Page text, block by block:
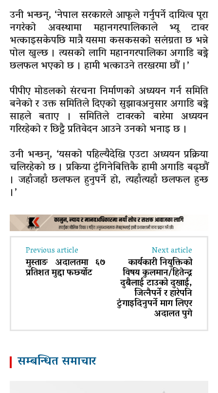
उनी भन्छन्, ‘नेपाल सरकारले आफूले गर्नुपर्ने दायित्व पूरा
नगरेको अवस्थामा महानगरपालिकाले भ्यू टावर
भत्काइसकेपछि मात्रै यसमा कसकसको सलंग्नता छ भन्ने
पोल खुल्छ । त्यसको लागि महानगरपालिका अगाडि बढ्ने
छलफल भएको छ । हामी भत्काउने तरखरमा छौं ।’
पीपीए मोडलको संरचना निर्माणको अध्ययन गर्न समिति
बनेको र उक्त समितिले दिएको सुझावअनुसार अगाडि बढ्ने
साहले बताए । समितिले टावरको बारेमा अध्ययन
गरिरहेको र छिट्टै प्रतिवेदन आउने उनको भनाइ छ ।
उनी भन्छन्, ‘यसको पहिल्यैदेखि एउटा अध्ययन प्रक्रिया
चलिरहेको छ । प्रकिया टुंगिनेबित्तिकै हामी अगाडि बढ्छौं
। जहाँजहाँ छलफल हुनुपर्ने हो, त्यहाँत्यहाँ छलफल हुन्छ
।’
Previous article
मुस्ताङ अदालतमा ६७
प्रतिशत मुद्दा फर्छ्योट
Next article
कार्यकारी नियुक्तिको
विषय कुलमान/हितेन्द्र
दुबैलाई टाउको दुखाई,
जित्नैपर्ने र हारेपनि
टुंगाइदिनुपर्ने माग लिएर
अदालत पुगे
सम्बन्धित समाचार